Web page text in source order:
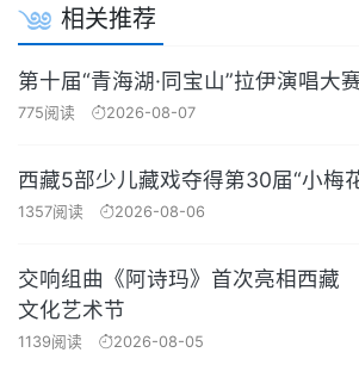
相关推荐
第十届“青海湖·同宝山”拉伊演唱大
775阅读 2026-08-07
西藏5部少儿藏戏夺得第30届“小梅
1357阅读 2026-08-06
交响组曲《阿诗玛》首次亮相西藏
文化艺术节
1139阅读 2026-08-05